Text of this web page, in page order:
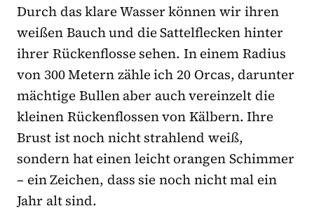
Durch das klare Wasser können wir ihren
weißen Bauch und die Sattelflecken hinter
ihrer Rückenflosse sehen. In einem Radius
von 300 Metern zähle ich 20 Orcas, darunter
mächtige Bullen aber auch vereinzelt die
kleinen Rückenflossen von Kälbern. Ihre
Brust ist noch nicht strahlend weiß,
sondern hat einen leicht orangen Schimmer
– ein Zeichen, dass sie noch nicht mal ein
Jahr alt sind.